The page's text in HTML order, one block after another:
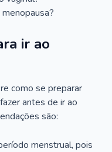
ir ao
como se preparar
antes de ir ao
são:
menstrual, pois